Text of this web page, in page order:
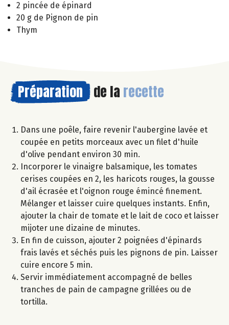
2 pincée de épinard
20 g de Pignon de pin
Thym
Préparation de la recette
Dans une poêle, faire revenir l'aubergine lavée et
coupée en petits morceaux avec un filet d'huile
d'olive pendant environ 30 min.
Incorporer le vinaigre balsamique, les tomates
cerises coupées en 2, les haricots rouges, la gousse
d'ail écrasée et l'oignon rouge émincé finement.
Mélanger et laisser cuire quelques instants. Enfin,
ajouter la chair de tomate et le lait de coco et laisser
mijoter une dizaine de minutes.
En fin de cuisson, ajouter 2 poignées d'épinards
frais lavés et séchés puis les pignons de pin. Laisser
cuire encore 5 min.
Servir immédiatement accompagné de belles
tranches de pain de campagne grillées ou de
tortilla.